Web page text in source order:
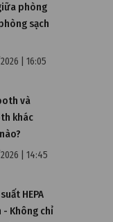
phòng
sạch
| 16:05
và
khác
| 14:45
HEPA
Không chỉ